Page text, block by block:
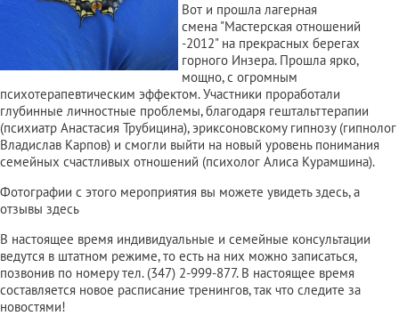
Вот и прошла лагерная
смена "Мастерская отношений
-2012"на прекрасных берегах
горного Инзера. Прошла ярко,
мощно, с огромным
психотерапевтическим эффектом. Участники проработали
глубинные личностные проблемы, благодаря гештальттерапии
(психиатр Анастасия Трубицина), эриксоновскому гипнозу (гипнолог
Владислав Карпов) и смогли выйти на новый уровень понимания
семейных счастливых отношений (психолог Алиса Курамшина).
Фотографии с этого мероприятия вы можете увидетьздесь, а
отзывы здесь
В настоящее время индивидуальные и семейные консультации
ведутся в штатном режиме, то есть на них можно записаться,
позвонив по номеру тел. (347) 2-999-877. В настоящее время
составляется новое расписание тренингов, так что следите за
новостями!